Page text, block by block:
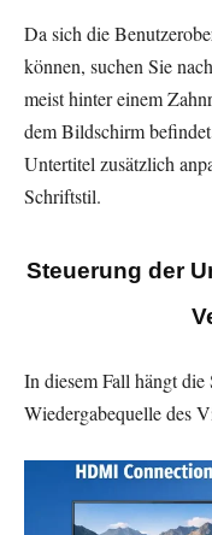
Da sich die
können, suchen Sie
meist hinter einem
dem Bildschirm
Untertitel zusätzlich
Schriftstil.
Steuerung der
In diesem Fall hängt
Wiedergabequelle des